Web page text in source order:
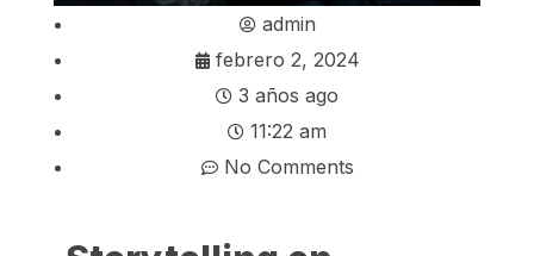
admin
febrero 2, 2024
3 años ago
11:22 am
No Comments